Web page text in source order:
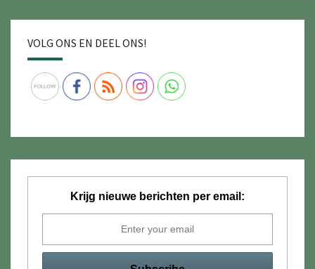
VOLG ONS EN DEEL ONS!
Krijg nieuwe berichten per email: